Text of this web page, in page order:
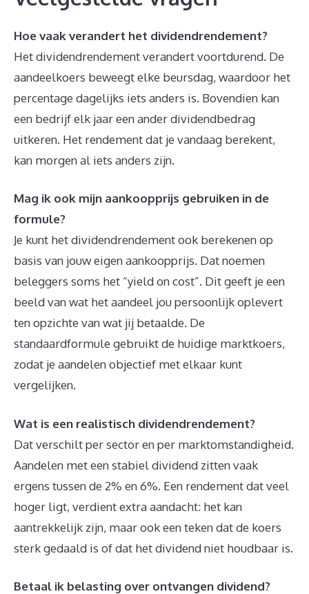
Hoe vaak verandert het dividendrendement?
Het dividendrendement verandert voortdurend. De
aandeelkoers beweegt elke beursdag, waardoor het
percentage dagelijks iets anders is. Bovendien kan
een bedrijf elk jaar een ander dividendbedrag
uitkeren. Het rendement dat je vandaag berekent,
kan morgen al iets anders zijn.
Mag ik ook mijn aankoopprijs gebruiken in de
formule?
Je kunt het dividendrendement ook berekenen op
basis van jouw eigen aankoopprijs. Dat noemen
beleggers soms het “yield on cost”. Dit geeft je een
beeld van wat het aandeel jou persoonlijk oplevert
ten opzichte van wat jij betaalde. De
standaardformule gebruikt de huidige marktkoers,
zodat je aandelen objectief met elkaar kunt
vergelijken.
Wat is een realistisch dividendrendement?
Dat verschilt per sector en per marktomstandigheid.
Aandelen met een stabiel dividend zitten vaak
ergens tussen de 2% en 6%. Een rendement dat veel
hoger ligt, verdient extra aandacht: het kan
aantrekkelijk zijn, maar ook een teken dat de koers
sterk gedaald is of dat het dividend niet houdbaar is.
Betaal ik belasting over ontvangen dividend?